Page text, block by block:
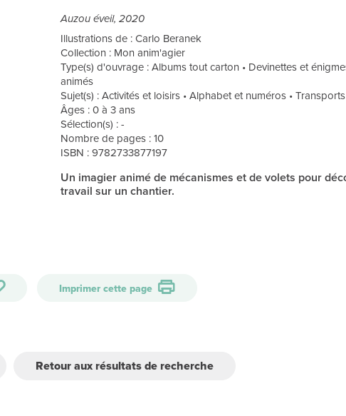
Auzou éveil, 2020
Illustrations de : Carlo Beranek
Collection : Mon anim'agier
Type(s) d'ouvrage : Albums tout carton • Devinettes et
animés
Sujet(s) : Activités et loisirs • Alphabet et numéros • Transports
Âges : 0 à 3 ans
Sélection(s) : -
Nombre de pages : 10
ISBN : 9782733877197
Un imagier animé de mécanismes et de volets pour
travail sur un chantier.
Imprimer cette page
Retour aux résultats de recherche